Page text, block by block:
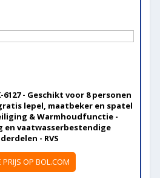
- Geschikt voor 8 personen
lepel, maatbeker en spatel
& Warmhoudfunctie -
en vaatwasserbestendige
- RVS
PRIJS OP BOL.COM